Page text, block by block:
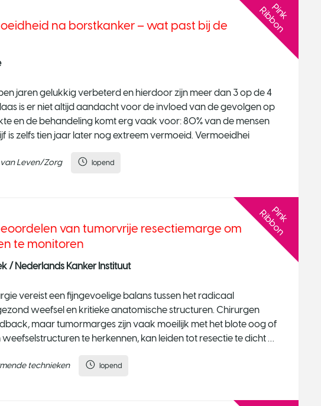
P
i
n
k
R
i
b
b
o
n
na borstkanker – wat past bij de
jaren gelukkig verbeterd en hierdoor zijn meer dan 3 op de 4
is er niet altijd aandacht voor de invloed van de gevolgen op
en de behandeling komt erg vaak voor: 80% van de mensen
is zelfs tien jaar later nog extreem vermoeid. Vermoeidhei
Leven/Zorg lopend
P
i
n
k
R
i
b
b
o
n
van tumorvrije resectiemarge om
te monitoren
/ Nederlands Kanker Instituut
vereist een fijngevoelige balans tussen het radicaal
weefsel en kritieke anatomische structuren. Chirurgen
maar tumormarges zijn vaak moeilijk met het blote oog of
te herkennen, kan leiden tot resectie te dicht bij
technieken lopend